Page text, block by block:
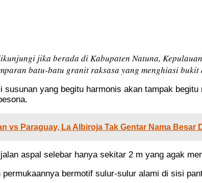
jika berada di Kabupaten Natuna,
batu-batu granit raksasa yang menghiasi
yang begitu harmonis akan tampak
vs Paraguay, La Albiroja Tak Gentar Nama Besar
aspal selebar hanya sekitar 2 m yang agak
bermotif sulur-sulur alami di sisi